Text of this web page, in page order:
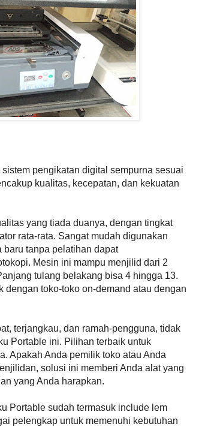
pengikatan digital sempurna sesuai
kualitas, kecepatan, dan kekuatan
yang tiada duanya, dengan tingkat
rata-rata. Sangat mudah digunakan
tanpa pelatihan dapat
Mesin ini mampu menjilid dari 2
tulang belakang bisa 4 hingga 13.
dengan toko-toko on-demand atau dengan
terjangkau, dan ramah-pengguna, tidak
Portable ini. Pilihan terbaik untuk
Apakah Anda pemilik toko atau Anda
solusi ini memberi Anda alat yang
yang Anda harapkan.
Portable sudah termasuk include lem
pelengkap untuk memenuhi kebutuhan